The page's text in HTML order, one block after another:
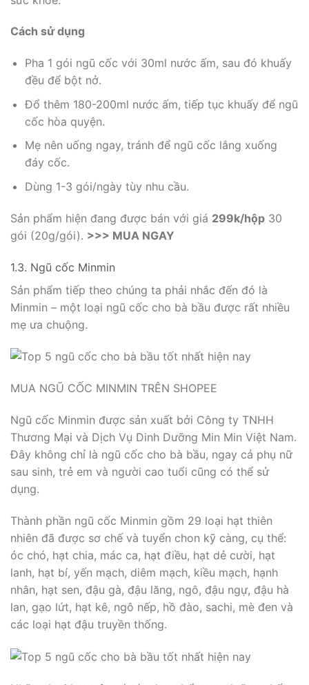
Cách sử dụng
Pha 1 gói ngũ cốc với 30ml nước ấm, sau đó khuấy
đều để bột nở.
Đổ thêm 180-200ml nước ấm, tiếp tục khuấy để ngũ
cốc hòa quyện.
Mẹ nên uống ngay, tránh để ngũ cốc lắng xuống
đáy cốc.
Dùng 1-3 gói/ngày tùy nhu cầu.
Sản phẩm hiện đang được bán với giá 299k/hộp 30
gói (20g/gói). >>> MUA NGAY
1.3. Ngũ cốc Minmin
Sản phẩm tiếp theo chúng ta phải nhắc đến đó là
Minmin – một loại ngũ cốc cho bà bầu được rất nhiều
mẹ ưa chuộng.
MUA NGŨ CỐC MINMIN TRÊN SHOPEE
Ngũ cốc Minmin được sản xuất bởi Công ty TNHH
Thương Mại và Dịch Vụ Dinh Dưỡng Min Min Việt Nam.
Đây không chỉ là ngũ cốc cho bà bầu, ngay cả phụ nữ
sau sinh, trẻ em và người cao tuổi cũng có thể sử
dụng.
Thành phần ngũ cốc Minmin gồm 29 loại hạt thiên
nhiên đã được sơ chế và tuyển chon kỹ càng, cụ thể:
óc chó, hạt chia, mác ca, hạt điều, hạt dẻ cười, hạt
lanh, hạt bí, yến mạch, diêm mạch, kiều mạch, hạnh
nhân, hạt sen, đậu gà, đậu lăng, ngô, đậu ngự, đậu hà
lan, gạo lứt, hạt kê, ngô nếp, hồ đào, sachi, mè đen và
các loại hạt đậu truyền thống.